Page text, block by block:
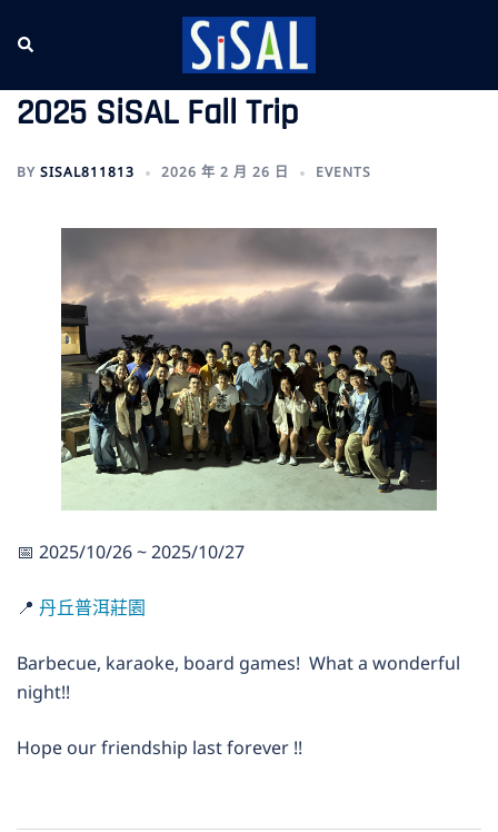
Search
2025 SiSAL Fall Trip
BY SISAL811813 2026 年 2 月 26 日 EVENTS
📅 2025/10/26 ~ 2025/10/27
📍 丹丘普洱莊園
Barbecue, karaoke, board games! What a wonderful
night!!
Hope our friendship last forever !!